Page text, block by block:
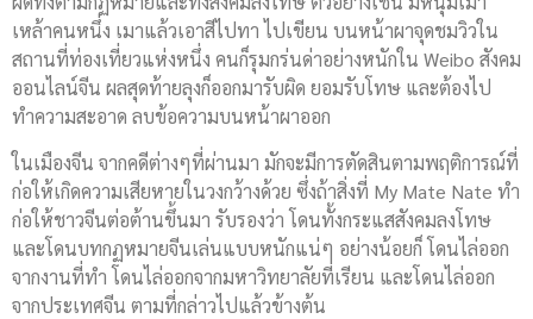
เหล้าคนหนึ่ง เมาแล้วเอาสีไปทา ไปเขียน บนหน้าผาจุดชมวิวใน
สถานที่ท่องเที่ยวแห่งหนึ่ง คนก็รุมกร่นด่าอย่างหนักใน Weibo สังคม
ออนไลน์จีน ผลสุดท้ายลุงก็ออกมารับผิด ยอมรับโทษ และต้องไป
ทำความสะอาด ลบข้อความบนหน้าผาออก
ในเมืองจีน จากคดีต่างๆที่ผ่านมา มักจะมีการตัดสินตามพฤติการณ์ที่
ก่อให้เกิดความเสียหายในวงกว้างด้วย ซึ่งถ้าสิ่งที่ My Mate Nate ทำ
ก่อให้ชาวจีนต่อต้านขึ้นมา รับรองว่า โดนทั้งกระแสสังคมลงโทษ
และโดนบทกฏหมายจีนเล่นแบบหนักแน่ๆ อย่างน้อยก็ โดนไล่ออก
จากงานที่ทำ โดนไล่ออกจากมหาวิทยาลัยที่เรียน และโดนไล่ออก
จากประเทศจีน ตามที่กล่าวไปแล้วข้างต้น